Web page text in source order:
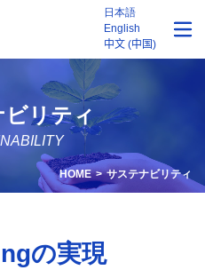
日本語
English
中文 (中国)
リティ
HOME サステナビリティ
の実現